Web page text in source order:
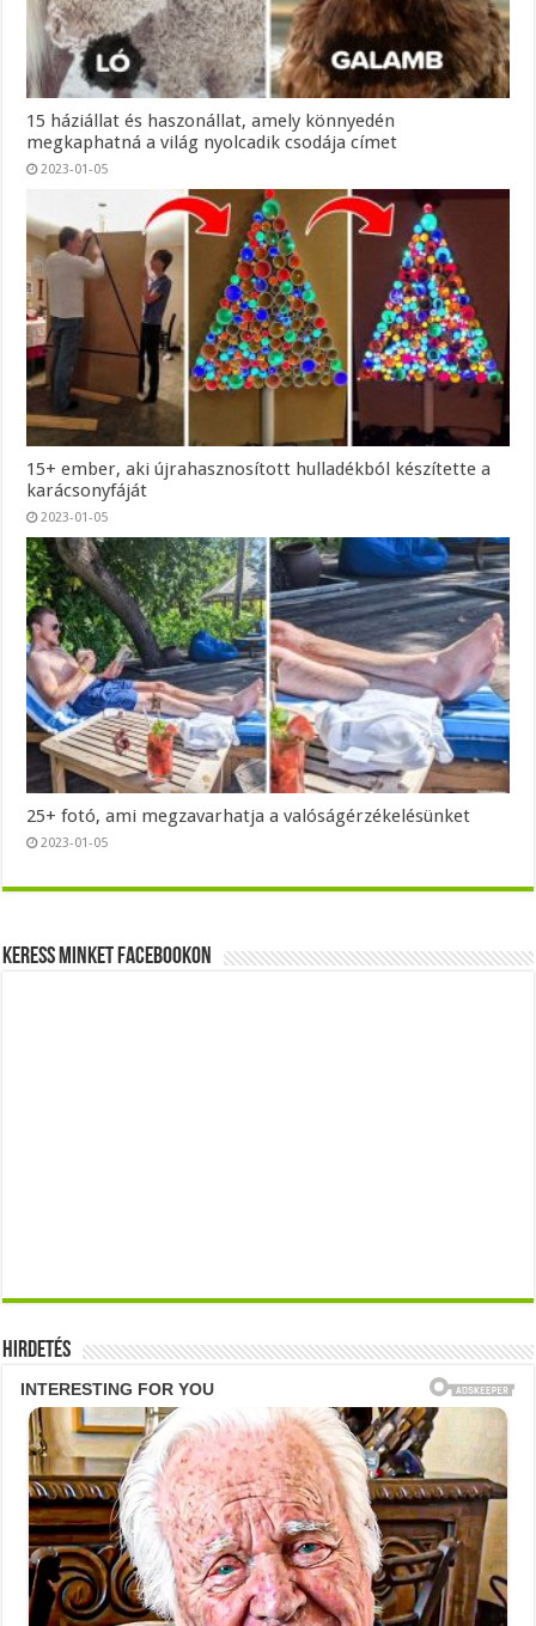
15 háziállat és haszonállat, amely könnyedén
megkaphatná a világ nyolcadik csodája címet
2023-01-05
15+ ember, aki újrahasznosított hulladékból készítette a
karácsonyfáját
2023-01-05
25+ fotó, ami megzavarhatja a valóságérzékelésünket
2023-01-05
Keress minket Facebookon
Hirdetés